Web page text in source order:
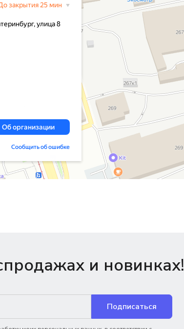
и новинках!
Подписаться